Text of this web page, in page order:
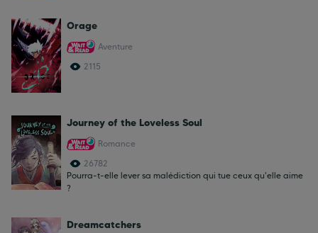
Orage
Aventure
2115
Journey of the Loveless Soul
Romance
26782
Pourra-t-elle lever sa malédiction qui tue ceux qu'elle aime
?
Dreamcatchers